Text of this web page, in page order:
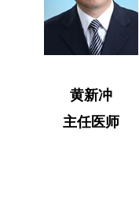
黄新冲
主任医师